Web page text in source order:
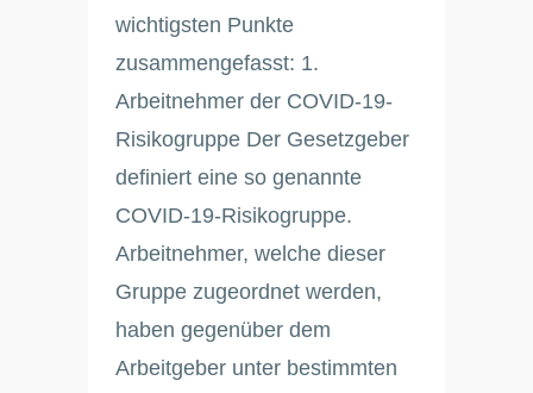
wichtigsten Punkte
zusammengefasst: 1.
Arbeitnehmer der COVID-19-
Risikogruppe Der Gesetzgeber
definiert eine so genannte
COVID-19-Risikogruppe.
Arbeitnehmer, welche dieser
Gruppe zugeordnet werden,
haben gegenüber dem
Arbeitgeber unter bestimmten